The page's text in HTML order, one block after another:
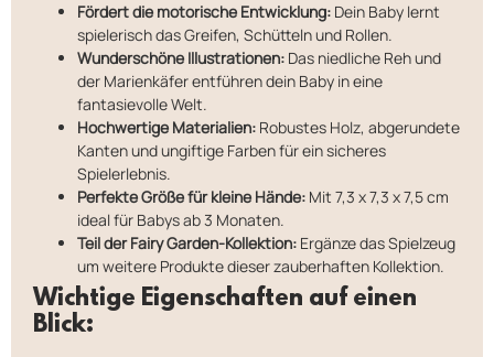
Fördert die motorische Entwicklung: Dein Baby lernt
spielerisch das Greifen, Schütteln und Rollen.
Wunderschöne Illustrationen: Das niedliche Reh und
der Marienkäfer entführen dein Baby in eine
fantasievolle Welt.
Hochwertige Materialien: Robustes Holz, abgerundete
Kanten und ungiftige Farben für ein sicheres
Spielerlebnis.
Perfekte Größe für kleine Hände: Mit 7,3 x 7,3 x 7,5 cm
ideal für Babys ab 3 Monaten.
Teil der Fairy Garden-Kollektion: Ergänze das Spielzeug
um weitere Produkte dieser zauberhaften Kollektion.
Wichtige Eigenschaften auf einen
Blick: